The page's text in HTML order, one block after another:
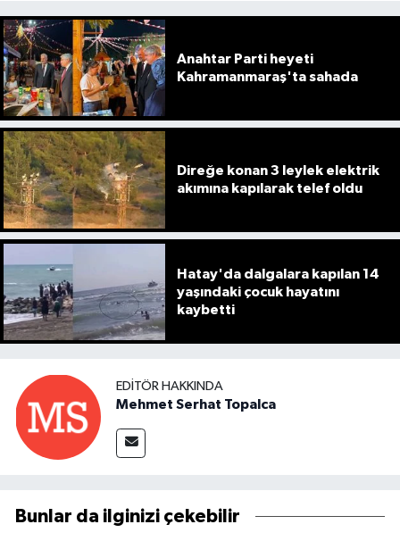
Anahtar Parti heyeti
Kahramanmaraş'ta sahada
Direğe konan 3 leylek elektrik
akımına kapılarak telef oldu
Hatay'da dalgalara kapılan 14
yaşındaki çocuk hayatını
kaybetti
EDITÖR HAKKINDA
Mehmet Serhat Topalca
Bunlar da ilginizi çekebilir